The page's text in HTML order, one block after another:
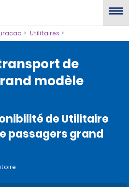
Utilitaires
de
modèle
de Utilitaire
passagers grand